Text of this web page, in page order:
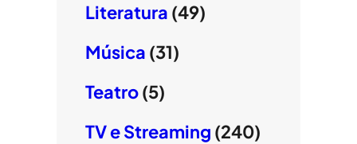
Literatura (49)
Música (31)
Teatro(5)
TV e Streaming (240)